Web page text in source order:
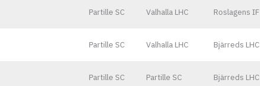
Partille SC Valhalla LHC Roslagens IF
Partille SC Valhalla LHC Bjärreds LHC
Partille SC Partille SC Bjärreds LHC